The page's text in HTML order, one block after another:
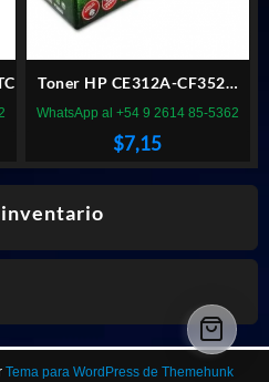
Toner HP CE312A-CF352A
GLOBAL
$7,15
WhatsApp al +54 9 2614 85-5362
Tema para WordPress de Themehunk